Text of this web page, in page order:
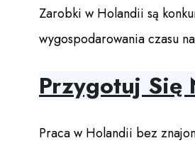
Zarobki w Holandii są
wygospodarowania czasu
Przygotuj Się
Praca w Holandii bez